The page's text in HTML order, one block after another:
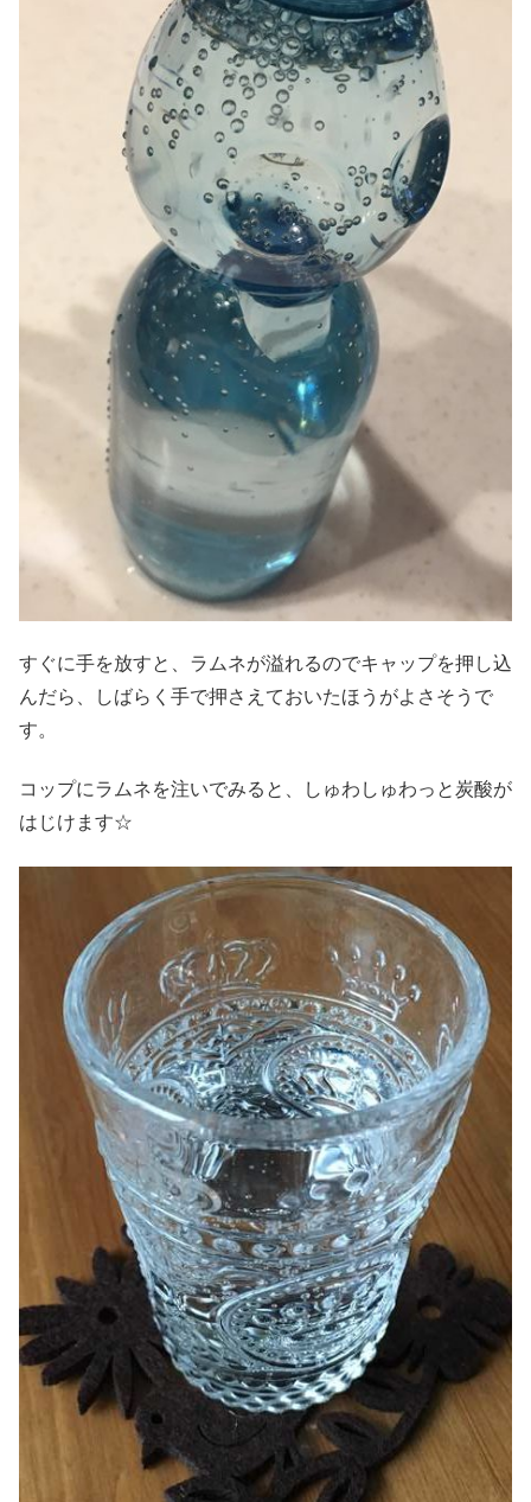
すぐに手を放すと、ラムネが溢れるのでキャップを押し込
んだら、しばらく手で押さえておいたほうがよさそうで
す。
コップにラムネを注いでみると、しゅわしゅわっと炭酸が
はじけます☆